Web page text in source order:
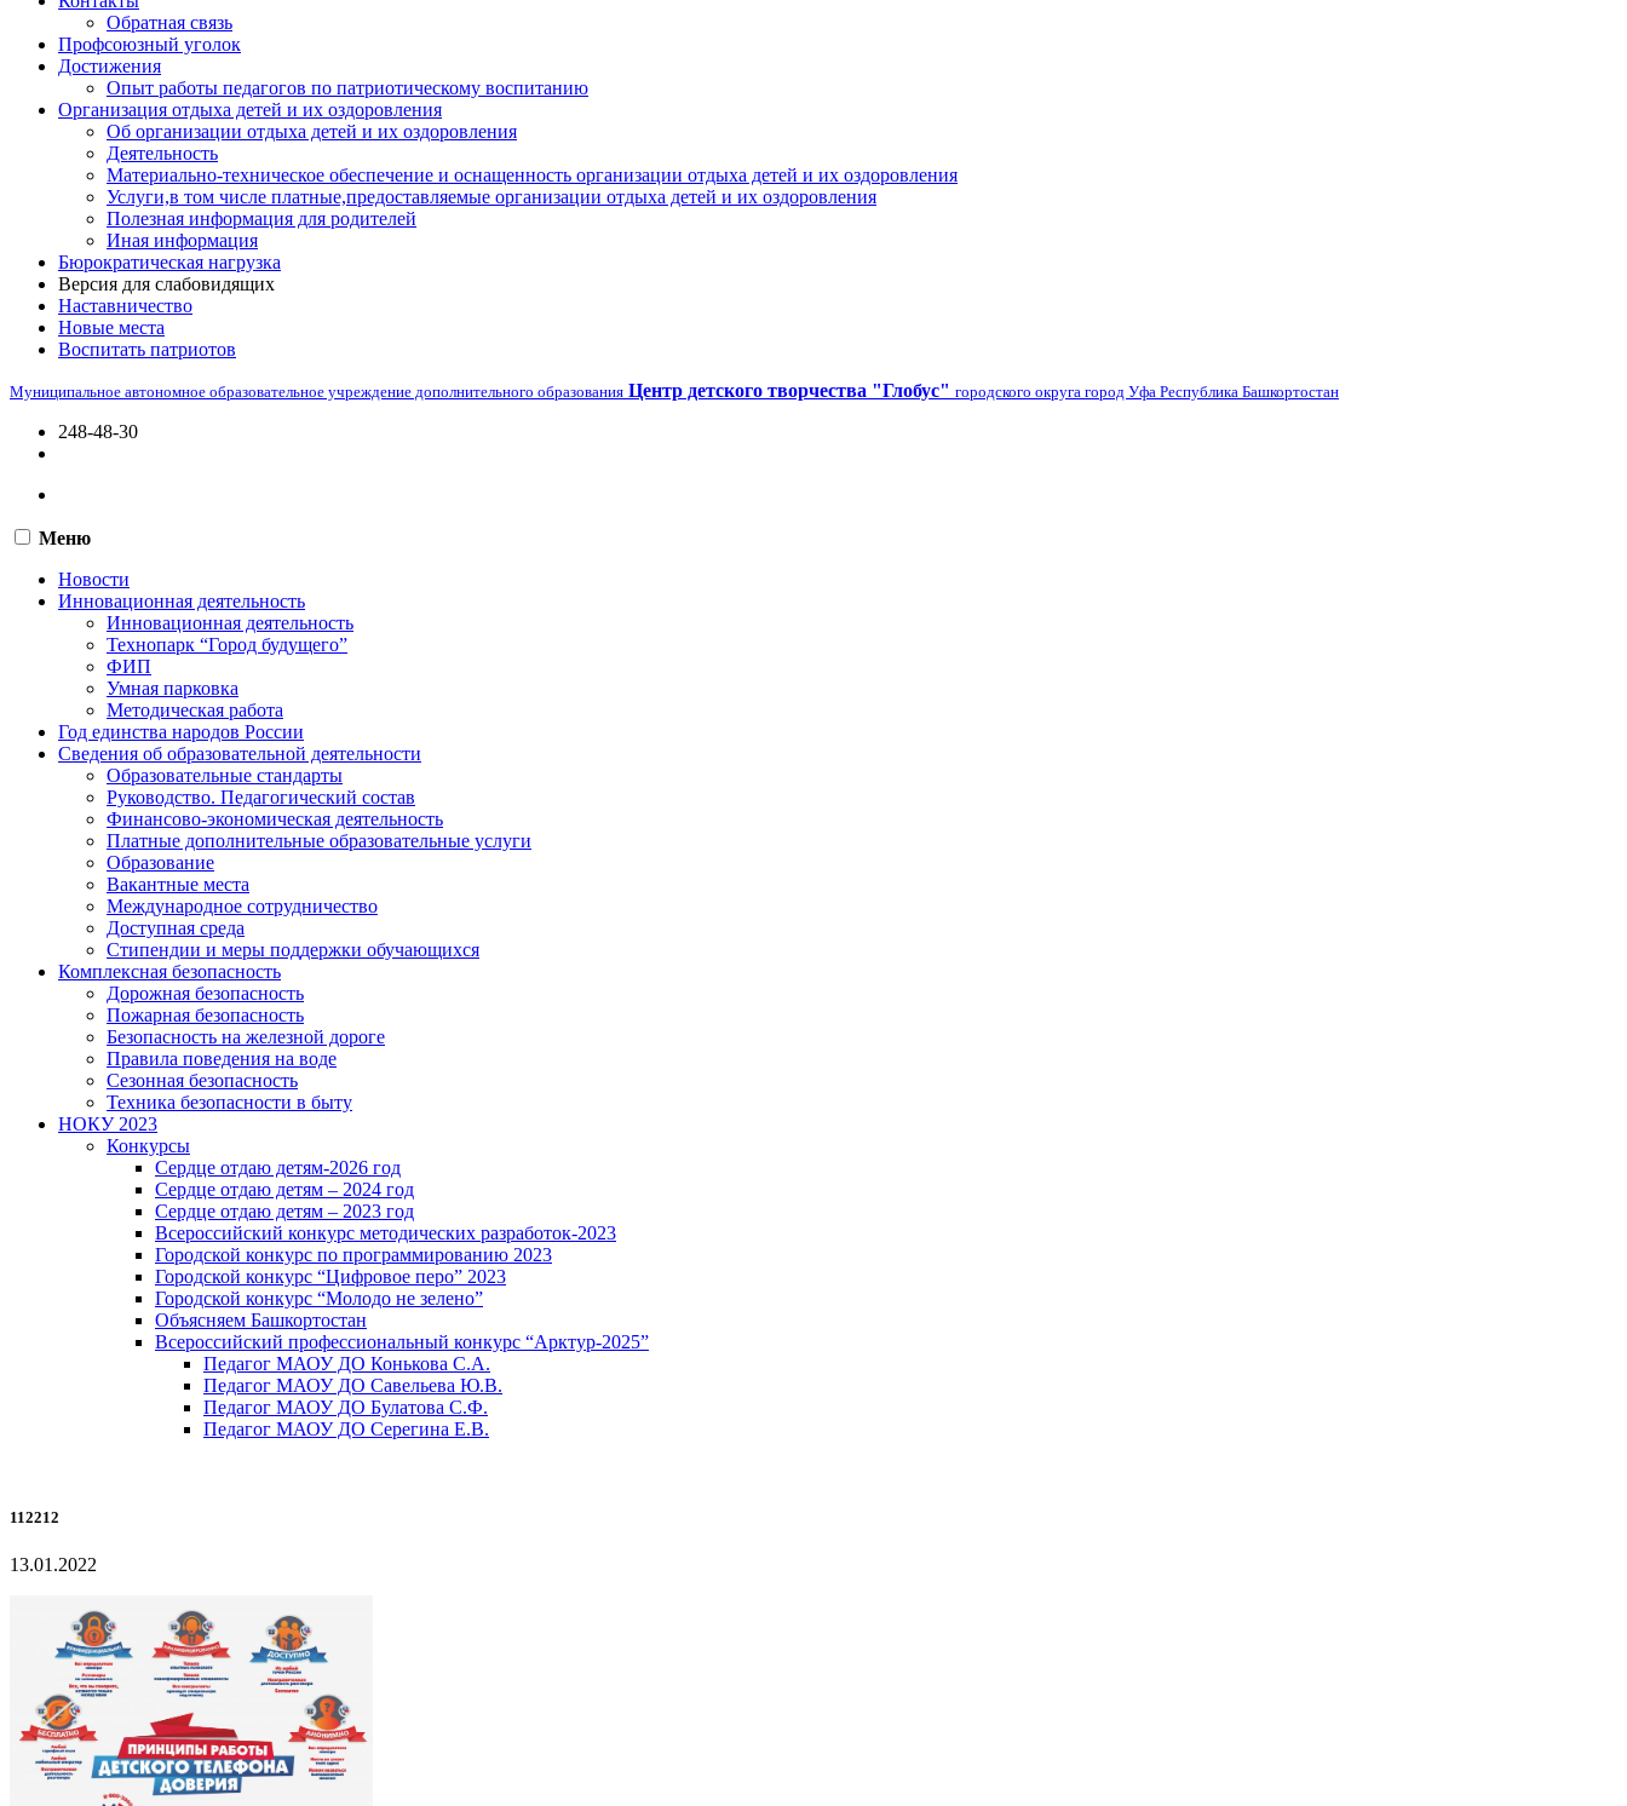
Обратная связь
Профсоюзный уголок
Достижения
Опыт работы педагогов по патриотическому воспитанию
Организация отдыха детей и их оздоровления
Об организации отдыха детей и их оздоровления
Деятельность
Материально-техническое обеспечение и оснащенность организации отдыха детей и их оздоровления
Услуги,в том числе платные,предоставляемые организации отдыха детей и их оздоровления
Полезная информация для родителей
Иная информация
Бюрократическая нагрузка
Версия для слабовидящих
Наставничество
Новые места
Воспитать патриотов
Муниципальное автономное образовательное учреждение дополнительного образования Центр детского творчества "Глобус" городского округа город Уфа Республика Башкортостан
248-48-30
Меню
Новости
Инновационная деятельность
Инновационная деятельность
Технопарк “Город будущего”
ФИП
Умная парковка
Методическая работа
Год единства народов России
Сведения об образовательной деятельности
Образовательные стандарты
Руководство. Педагогический состав
Финансово-экономическая деятельность
Платные дополнительные образовательные услуги
Образование
Вакантные места
Международное сотрудничество
Доступная среда
Стипендии и меры поддержки обучающихся
Комплексная безопасность
Дорожная безопасность
Пожарная безопасность
Безопасность на железной дороге
Правила поведения на воде
Сезонная безопасность
Техника безопасности в быту
НОКУ 2023
Конкурсы
Сердце отдаю детям-2026 год
Сердце отдаю детям – 2024 год
Сердце отдаю детям – 2023 год
Всероссийский конкурс методических разработок-2023
Городской конкурс по программированию 2023
Городской конкурс “Цифровое перо” 2023
Городской конкурс “Молодо не зелено”
Объясняем Башкортостан
Всероссийский профессиональный конкурс “Арктур-2025”
Педагог МАОУ ДО Конькова С.А.
Педагог МАОУ ДО Савельева Ю.В.
Педагог МАОУ ДО Булатова С.Ф.
Педагог МАОУ ДО Серегина Е.В.
112212
13.01.2022